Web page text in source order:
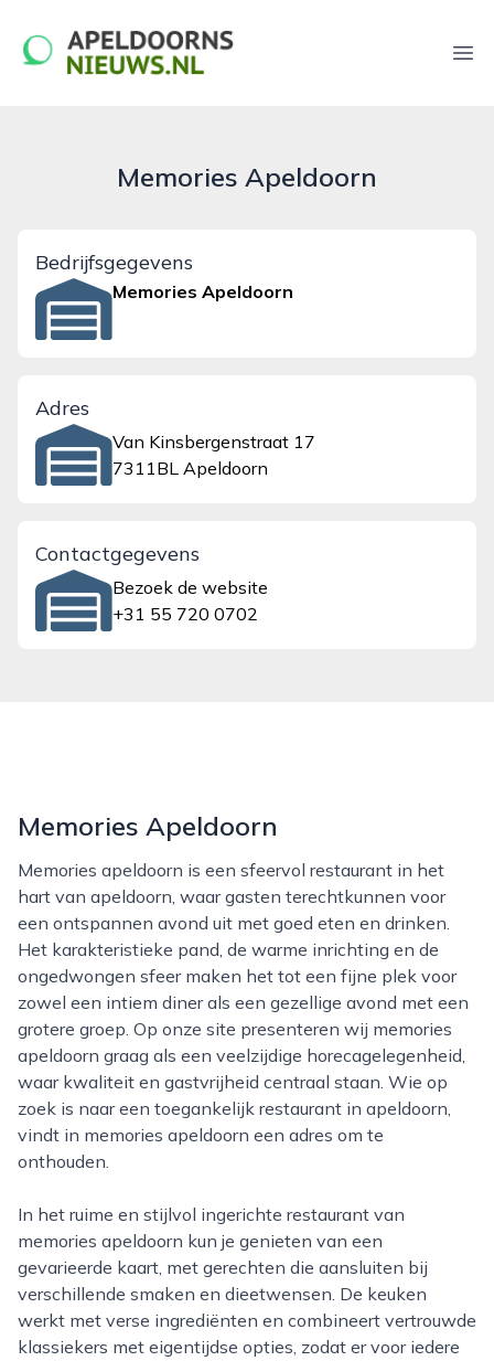
apeldoornsnieuws.nl
Memories Apeldoorn
Bedrijfsgegevens
Memories Apeldoorn
Adres
Van Kinsbergenstraat 17
7311BL Apeldoorn
Contactgegevens
Bezoek de website
+31 55 720 0702
Memories Apeldoorn
Memories apeldoorn is een sfeervol restaurant in het
hart van apeldoorn, waar gasten terechtkunnen voor
een ontspannen avond uit met goed eten en drinken.
Het karakteristieke pand, de warme inrichting en de
ongedwongen sfeer maken het tot een fijne plek voor
zowel een intiem diner als een gezellige avond met een
grotere groep. Op onze site presenteren wij memories
apeldoorn graag als een veelzijdige horecagelegenheid,
waar kwaliteit en gastvrijheid centraal staan. Wie op
zoek is naar een toegankelijk restaurant in apeldoorn,
vindt in memories apeldoorn een adres om te
onthouden.
In het ruime en stijlvol ingerichte restaurant van
memories apeldoorn kun je genieten van een
gevarieerde kaart, met gerechten die aansluiten bij
verschillende smaken en dieetwensen. De keuken
werkt met verse ingrediënten en combineert vertrouwde
klassiekers met eigentijdse opties, zodat er voor iedere